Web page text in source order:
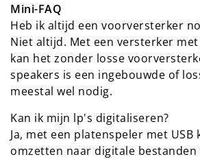
Mini-FAQ
Heb ik altijd een voorversterker
Niet altijd. Met een versterker
kan het zonder losse
speakers is een ingebouwde of
meestal wel nodig.
Kan ik mijn lp's digitaliseren?
Ja, met een platenspeler met USB
omzetten naar digitale